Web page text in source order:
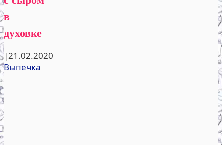
в
духовке
|21.02.2020
Выпечка